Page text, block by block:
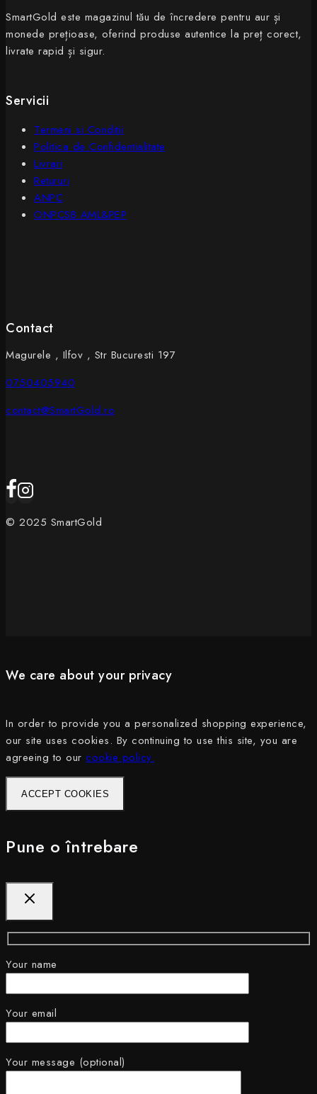
SmartGold este magazinul tău de încredere pentru aur și
monede prețioase, oferind produse autentice la preț corect,
livrate rapid și sigur.
Servicii
Termeni si Conditii
Politica de Confidentialitate
Livrari
Retururi
ANPC
ONPCSB AML&PEP
Contact
Magurele , Ilfov , Str Bucuresti 197
0750405940
contact@SmartGold.ro
© 2025 SmartGold
We care about your privacy
In order to provide you a personalized shopping experience,
our site uses cookies. By continuing to use this site, you are
agreeing to our cookie policy.
ACCEPT COOKIES
Pune o întrebare
Your name
Your email
Your message (optional)